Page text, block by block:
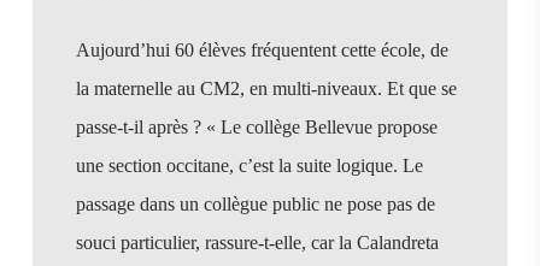
Aujourd’hui 60 élèves fréquentent cette école, de
la maternelle au CM2, en multi-niveaux. Et que se
passe-t-il après ? « Le collège Bellevue propose
une section occitane, c’est la suite logique. Le
passage dans un collègue public ne pose pas de
souci particulier, rassure-t-elle, car la Calandreta